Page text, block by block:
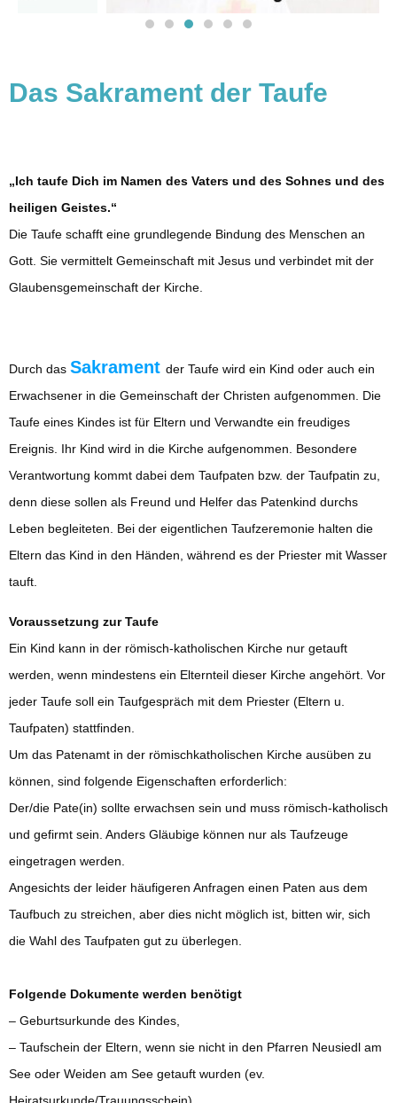
Das Sakrament der Taufe
„Ich taufe Dich im Namen des Vaters und des Sohnes und des
heiligen Geistes.“
Die Taufe schafft eine grundlegende Bindung des Menschen an
Gott. Sie vermittelt Gemeinschaft mit Jesus und verbindet mit der
Glaubensgemeinschaft der Kirche.
Durch das Sakrament der Taufe wird ein Kind oder auch ein
Erwachsener in die Gemeinschaft der Christen aufgenommen. Die
Taufe eines Kindes ist für Eltern und Verwandte ein freudiges
Ereignis. Ihr Kind wird in die Kirche aufgenommen. Besondere
Verantwortung kommt dabei dem Taufpaten bzw. der Taufpatin zu,
denn diese sollen als Freund und Helfer das Patenkind durchs
Leben begleiteten. Bei der eigentlichen Taufzeremonie halten die
Eltern das Kind in den Händen, während es der Priester mit Wasser
tauft.
Voraussetzung zur Taufe
Ein Kind kann in der römisch-katholischen Kirche nur getauft
werden, wenn mindestens ein Elternteil dieser Kirche angehört. Vor
jeder Taufe soll ein Taufgespräch mit dem Priester (Eltern u.
Taufpaten) stattfinden.
Um das Patenamt in der römischkatholischen Kirche ausüben zu
können, sind folgende Eigenschaften erforderlich:
Der/die Pate(in) sollte erwachsen sein und muss römisch-katholisch
und gefirmt sein. Anders Gläubige können nur als Taufzeuge
eingetragen werden.
Angesichts der leider häufigeren Anfragen einen Paten aus dem
Taufbuch zu streichen, aber dies nicht möglich ist, bitten wir, sich
die Wahl des Taufpaten gut zu überlegen.
Folgende Dokumente werden benötigt
– Geburtsurkunde des Kindes,
– Taufschein der Eltern, wenn sie nicht in den Pfarren Neusiedl am
See oder Weiden am See getauft wurden (ev.
Heiratsurkunde/Trauungsschein)